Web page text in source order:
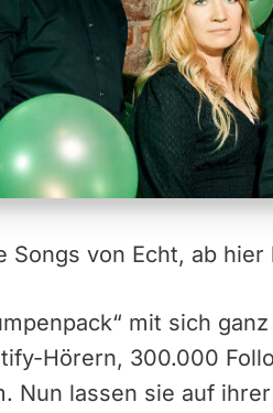
Songs von Echt, ab
mit sich
Hörern, 300.000
Nun lassen sie auf